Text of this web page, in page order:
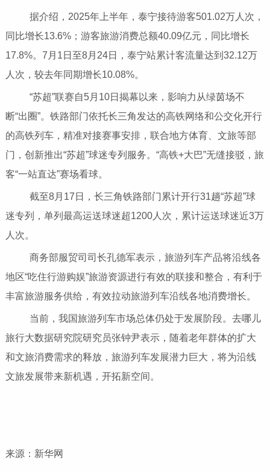
据介绍，2025年上半年，泰宁接待游客501.02万人次，
同比增长13.6%；游客旅游消费总额40.09亿元，同比增长
17.8%。7月1日至8月24日，泰宁站累计客流量达到32.12万
人次，较去年同期增长10.08%。
“苏超”联赛自5月10日揭幕以来，影响力从绿茵场不
断“出圈”。铁路部门依托长三角发达的高铁网络和公交化开行
的高铁列车，精准对接赛事安排，联合地方体育、文旅等部
门，创新推出“苏超”球迷专列服务。“高铁+大巴”无缝接驳，旅
客“一站直达”赛场看球。
截至8月17日，长三角铁路部门累计开行31趟“苏超”球
迷专列，单列最高运送球迷超1200人次，累计运送球迷近3万
人次。
商务部服贸司司长孔德军表示，旅游列车产品将沿线各
地区“吃住行游购娱”旅游资源进行有效的联接和整合，有利于
丰富旅游服务供给，有效拉动旅游列车沿线各地消费增长。
当前，我国旅游列车市场总体仍处于发展阶段。去哪儿
旅行大数据研究院研究员张钟尹表示，随着老年群体的扩大
和文旅消费需求的释放，旅游列车发展潜力巨大，将为沿线
文旅发展带来新机遇，开拓新空间。
来源：新华网